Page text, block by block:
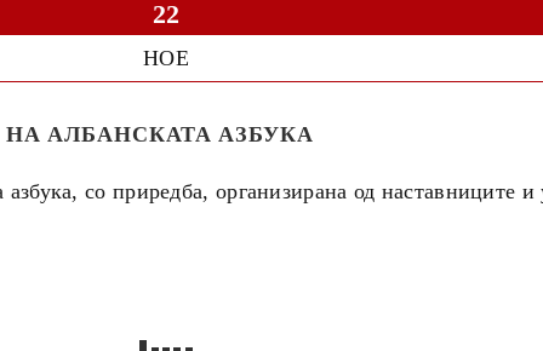
22
НОЕ
АЛБАНСКАТА АЗБУКА
со приредба, организирана од наставниците